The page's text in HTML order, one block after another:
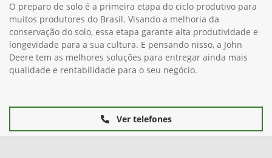
O preparo de solo é a primeira etapa do ciclo produtivo para
muitos produtores do Brasil. Visando a melhoria da
conservação do solo, essa etapa garante alta produtividade e
longevidade para a sua cultura. E pensando nisso, a John
Deere tem as melhores soluções para entregar ainda mais
qualidade e rentabilidade para o seu negócio.
Ver telefones